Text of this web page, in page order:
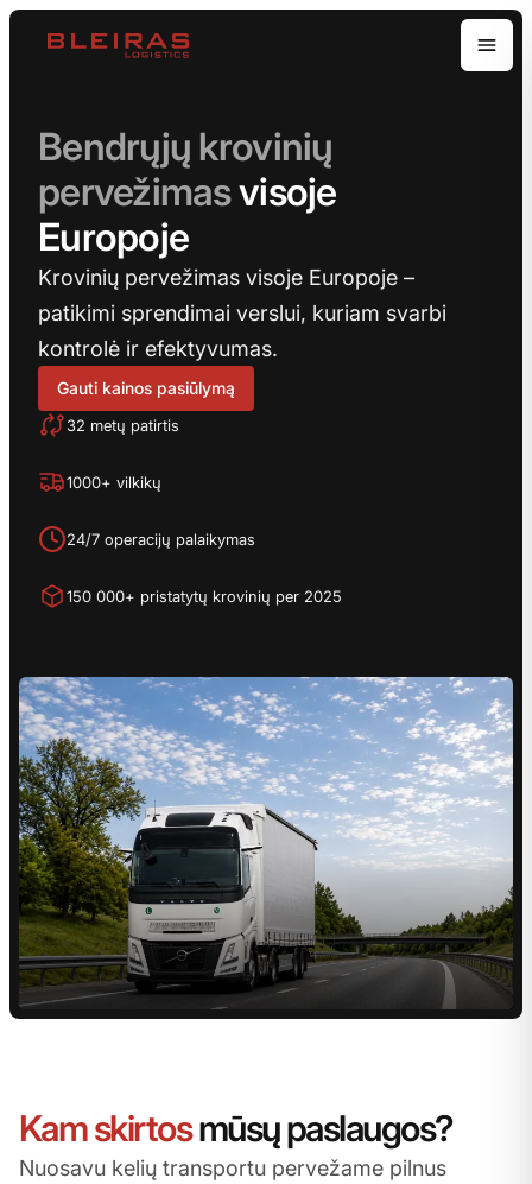
Bendrųjų krovinių
pervežimasvisoje
Europoje
Krovinių pervežimas visoje Europoje –
patikimi sprendimai verslui, kuriam svarbi
kontrolė ir efektyvumas.
Gauti kainos pasiūlymą
32 metų patirtis
1000+ vilkikų
24/7 operacijų palaikymas
150 000+ pristatytų krovinių per 2025
Kam skirtosmūsų paslaugos?
Nuosavu kelių transportu pervežame pilnus